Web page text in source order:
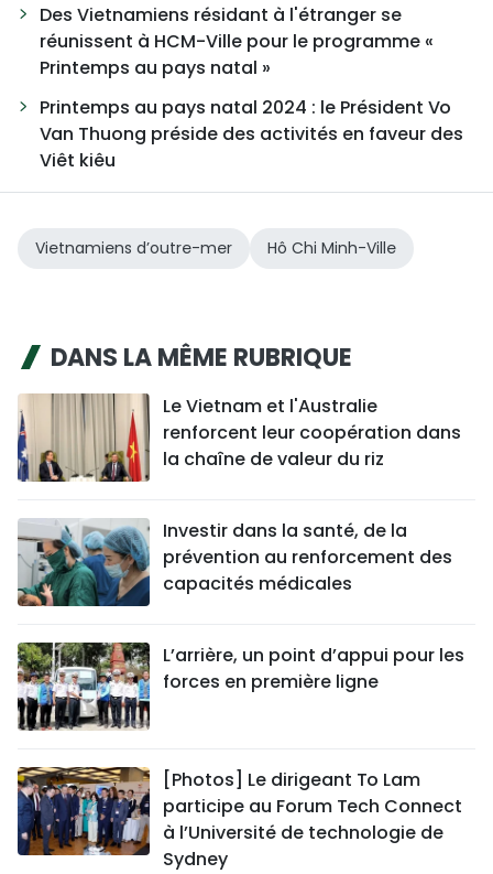
Des Vietnamiens résidant à l'étranger se
réunissent à HCM-Ville pour le programme «
Printemps au pays natal »
Printemps au pays natal 2024 : le Président Vo
Van Thuong préside des activités en faveur des
Viêt kiêu
Vietnamiens d’outre-mer Hô Chi Minh-Ville
DANS LA MÊME RUBRIQUE
Le Vietnam et l'Australie
renforcent leur coopération dans
la chaîne de valeur du riz
Investir dans la santé, de la
prévention au renforcement des
capacités médicales
L’arrière, un point d’appui pour les
forces en première ligne
[Photos] Le dirigeant To Lam
participe au Forum Tech Connect
à l’Université de technologie de
Sydney